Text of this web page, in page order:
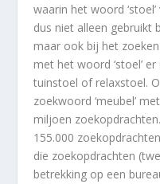
waarin het woord
dus niet alleen gebruikt
maar ook bij het
met het woord ‘stoel’
tuinstoel of relaxstoel.
zoekwoord ‘meubel’
miljoen
155.000
die zoekopdrachten
betrekking op een